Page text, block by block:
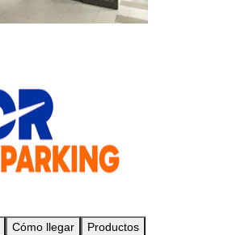
Cómo llegar Productos